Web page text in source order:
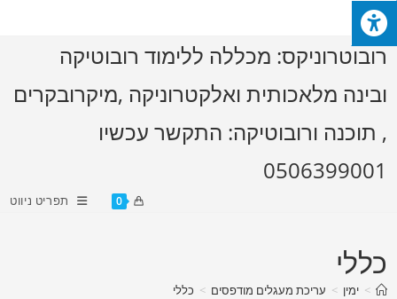
Skip
to
content
רובוטרוניקס: מכללה ללימוד רובוטיקה
ובינה מלאכותית ואלקטרוניקה ,מיקרובקרים
, תוכנה ורובוטיקה: התקשר עכשיו
0506399001
0 תפריט ניווט
כללי
> ימין > עריכת מעגלים מודפסים > כללי